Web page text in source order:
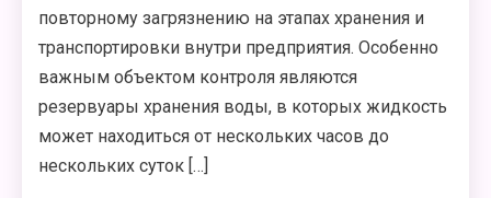
повторному загрязнению на этапах хранения и
транспортировки внутри предприятия. Особенно
важным объектом контроля являются
резервуары хранения воды, в которых жидкость
может находиться от нескольких часов до
нескольких суток […]